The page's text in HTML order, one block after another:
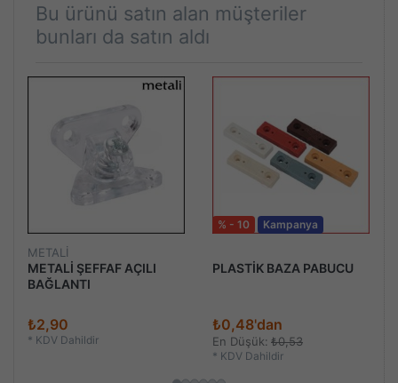
Bu ürünü satın alan müşteriler
bunları da satın aldı
METALİ
METALİ ŞEFFAF AÇILI
BAĞLANTI
₺2,90
* KDV Dahildir
% - 10 Kampanya
PLASTİK BAZA PABUCU
₺0,48'dan
En Düşük: ₺0,53
* KDV Dahildir